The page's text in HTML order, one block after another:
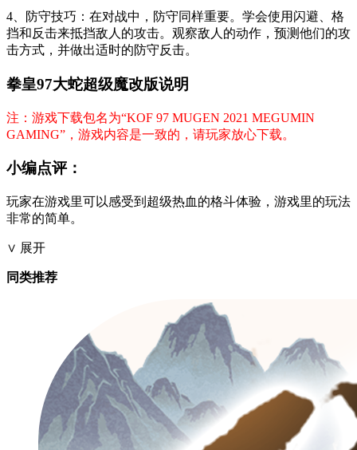
4、防守技巧：在对战中，防守同样重要。学会使用闪避、格
挡和反击来抵挡敌人的攻击。观察敌人的动作，预测他们的攻
击方式，并做出适时的防守反击。
拳皇97大蛇超级魔改版说明
注：游戏下载包名为“KOF 97 MUGEN 2021 MEGUMIN
GAMING”，游戏内容是一致的，请玩家放心下载。
小编点评：
玩家在游戏里可以感受到超级热血的格斗体验，游戏里的玩法
非常的简单。
∨ 展开
同类推荐